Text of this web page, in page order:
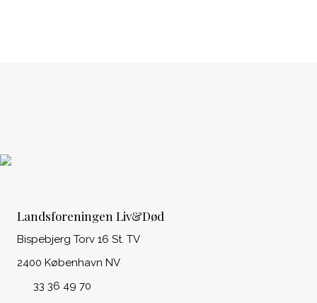
Landsforeningen Liv&Død
Bispebjerg Torv 16 St. TV
2400 København NV
33 36 49 70